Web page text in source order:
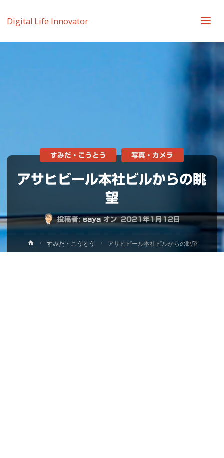
Digital Life Innovator
アサヒビール本社ビルからの眺
望
投稿者: saya オン 2021年1月12日
すみだ・こうとう 写真・カメラ
ホ
ー
すみだ・こうとう アサヒビール本社ビルからの眺望